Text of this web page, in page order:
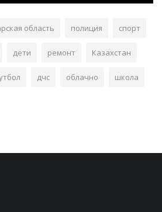
область полиция спорт
дети ремонт Казахстан
дчс облачно школа